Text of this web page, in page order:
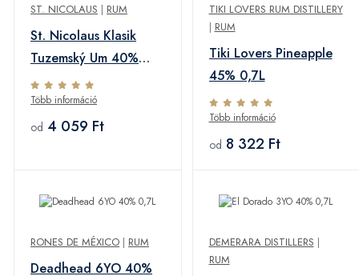
ST. NICOLAUS | RUM
St. Nicolaus Klasik
Tuzemský Um 40%
1,0L
Több információ
od 4 059 Ft
TIKI LOVERS RUM DISTILLERY
| RUM
Tiki Lovers Pineapple
45% 0,7L
Több információ
od 8 322 Ft
RONES DE MÉXICO | RUM
Deadhead 6YO 40%
DEMERARA DISTILLERS |
RUM